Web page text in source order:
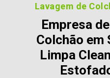
Lavagem de
Empresa
Colchão em
Limpa